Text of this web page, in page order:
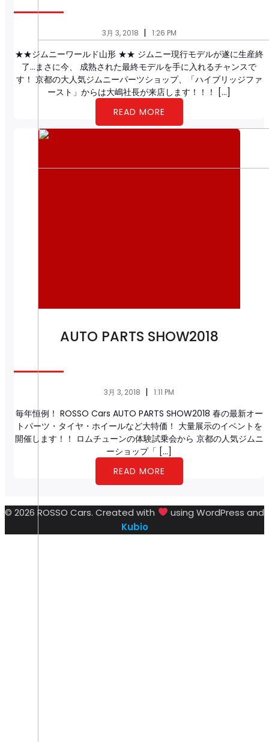
3月 3, 2018 | 1:26 PM
★★ジムニーワールド山形 ★★ ジムニー現行モデルが遂に生産終
了…まさに今、 成熟された最終モデルを手に入れるチャンスで
す！ 京都の大人気ジムニーパーツショップ、「ハイブリッジファ
ースト」からは大嶋社長が来店します！！！ […]
READ MORE
AUTO PARTS SHOW2018
3月 3, 2018 | 1:11 PM
毎年恒例！ ROSSO Cars AUTO PARTS SHOW2018 春の最新オー
トパーツ・タイヤ・ホイールなど大特価！ 大量展示のイベントを
開催します！！ ロムチューンの体験試乗会から 京都の人気ジムニ
ーショップ「 […]
READ MORE
© 2026 ROSSO Cars. Created with
using WordPress and
Kubio